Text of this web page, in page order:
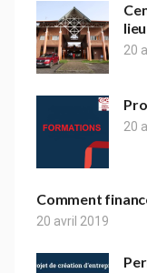
20
20
Comment
20 avril 2019